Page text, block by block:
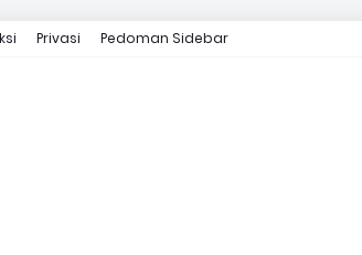
Privasi Pedoman Sidebar